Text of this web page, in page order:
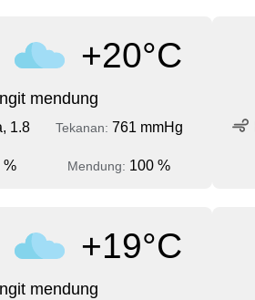
+20°C
mendung
1.8
Tekanan: 761 mmHg
% Mendung: 100 %
+19°C
mendung